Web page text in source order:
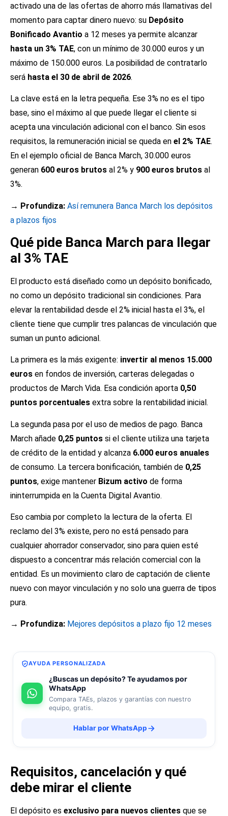
activado una de las ofertas de ahorro más llamativas del
momento para captar dinero nuevo: su Depósito
Bonificado Avantio a 12 meses ya permite alcanzar
hasta un 3% TAE, con un mínimo de 30.000 euros y un
máximo de 150.000 euros. La posibilidad de contratarlo
será hasta el 30 de abril de 2026.
La clave está en la letra pequeña. Ese 3% no es el tipo
base, sino el máximo al que puede llegar el cliente si
acepta una vinculación adicional con el banco. Sin esos
requisitos, la remuneración inicial se queda en el 2% TAE.
En el ejemplo oficial de Banca March, 30.000 euros
generan 600 euros brutos al 2% y 900 euros brutos al
3%.
→ Profundiza: Así remunera Banca March los depósitos
a plazos fijos
Qué pide Banca March para llegar
al 3% TAE
El producto está diseñado como un depósito bonificado,
no como un depósito tradicional sin condiciones. Para
elevar la rentabilidad desde el 2% inicial hasta el 3%, el
cliente tiene que cumplir tres palancas de vinculación que
suman un punto adicional.
La primera es la más exigente: invertir al menos 15.000
euros en fondos de inversión, carteras delegadas o
productos de March Vida. Esa condición aporta 0,50
puntos porcentuales extra sobre la rentabilidad inicial.
La segunda pasa por el uso de medios de pago. Banca
March añade 0,25 puntos si el cliente utiliza una tarjeta
de crédito de la entidad y alcanza 6.000 euros anuales
de consumo. La tercera bonificación, también de 0,25
puntos, exige mantener Bizum activo de forma
ininterrumpida en la Cuenta Digital Avantio.
Eso cambia por completo la lectura de la oferta. El
reclamo del 3% existe, pero no está pensado para
cualquier ahorrador conservador, sino para quien esté
dispuesto a concentrar más relación comercial con la
entidad. Es un movimiento claro de captación de cliente
nuevo con mayor vinculación y no solo una guerra de tipos
pura.
→ Profundiza: Mejores depósitos a plazo fijo 12 meses
AYUDA PERSONALIZADA
¿Buscas un depósito? Te ayudamos por
WhatsApp
Compara TAEs, plazos y garantías con nuestro
equipo, gratis.
Hablar por WhatsApp
Requisitos, cancelación y qué
debe mirar el cliente
El depósito es exclusivo para nuevos clientes que se